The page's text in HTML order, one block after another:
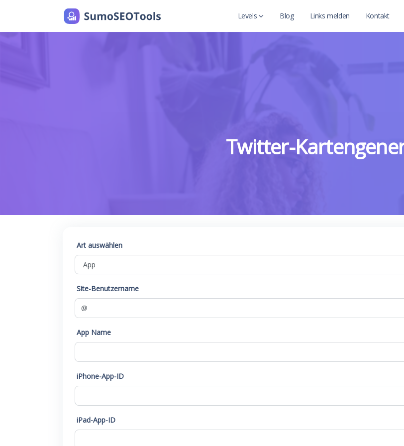
Levels
Level 2
Blog Links melden Kontakt
Twitter-
Art auswählen
Site-Benutzername
App Name
iPhone-App-ID
iPad-App-ID